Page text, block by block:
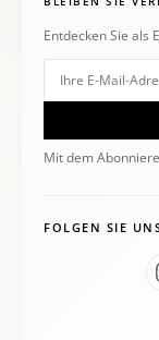
Entdecken Sie als
Mit dem
FOLGEN SIE